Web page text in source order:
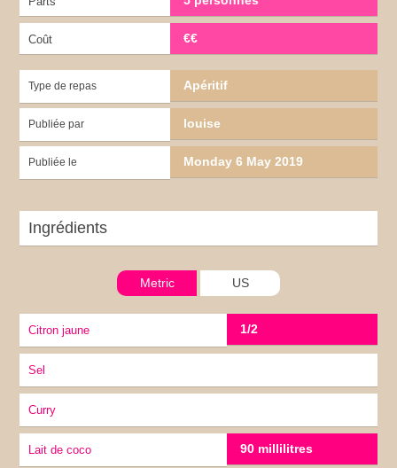
Coût €€
Type de repas Apéritif
Publiée par louise
Publiée le Monday 6 May 2019
Ingrédients
Metric US
citron jaune 1/2
sel
Curry
Lait de coco 90 millilitres